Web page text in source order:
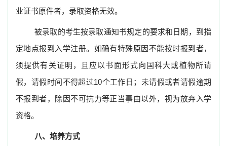
业证书原件者，录取资格无效。
被录取的考生按录取通知书规定的要求和日期，到指
定地点报到入学注册。如确有特殊原因不能按时报到者，
须提供有关证明，且应以书面形式向国科大或植物所请
假，请假时间不得超过10个工作日；未请假或者请假逾期
不报到者，除因不可抗力等正当事由以外，视为放弃入学
资格。
八、培养方式